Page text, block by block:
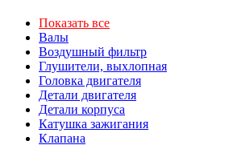
Показать все
Валы
Воздушный фильтр
Глушители, выхлопная
Головка двигателя
Детали двигателя
Детали корпуса
Катушка зажигания
Клапана